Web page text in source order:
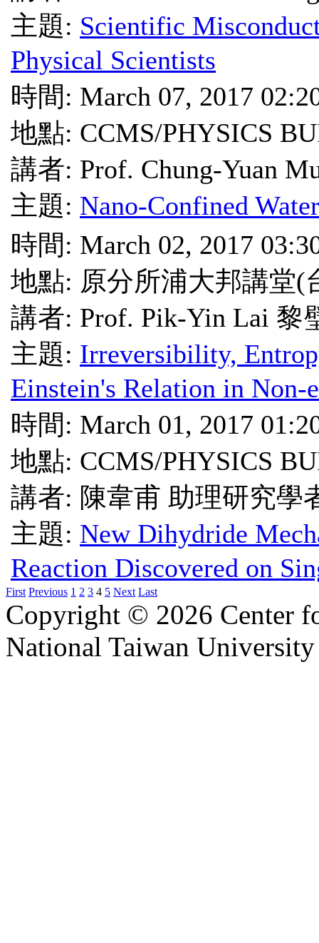
主題: Scientific
Physical Scientists
時間: March 07, 2017
地點: CCMS/PHYSICS
講者: Prof. Chung-Yuan
主題: Nano-Confined Water
時間: March 02, 2017
地點: 原分所浦大邦講堂(
講者: Prof. Pik-Yin Lai 黎
主題: Irreversibility,
Einstein's Relation in Non-
時間: March 01, 2017
地點: CCMS/PHYSICS
講者: 陳韋甫 助理研究學
主題: New Dihydride
Reaction Discovered on
First Previous 1 2 3 4 5 Next Last
Copyright © 2026 Center
National Taiwan University